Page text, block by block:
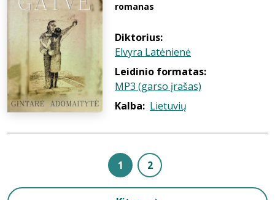
romanas
Diktorius:
Elvyra Latėnienė
Leidinio formatas:
MP3 (garso įrašas)
Kalba: Lietuvių
1 2